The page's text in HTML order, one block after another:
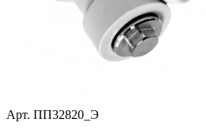
Арт. ПП32820_Э